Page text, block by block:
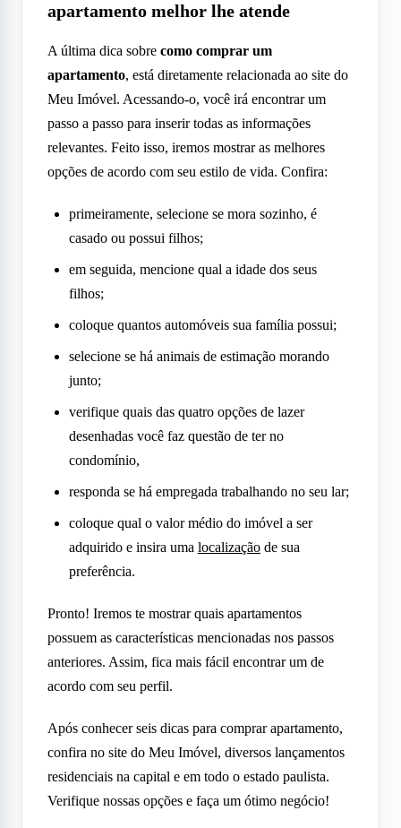
apartamento melhor lhe atende
A última dica sobre como comprar um
apartamento, está diretamente relacionada ao site do
Meu Imóvel. Acessando-o, você irá encontrar um
passo a passo para inserir todas as informações
relevantes. Feito isso, iremos mostrar as melhores
opções de acordo com seu estilo de vida. Confira:
primeiramente, selecione se mora sozinho, é
casado ou possui filhos;
em seguida, mencione qual a idade dos seus
filhos;
coloque quantos automóveis sua família possui;
selecione se há animais de estimação morando
junto;
verifique quais das quatro opções de lazer
desenhadas você faz questão de ter no
condomínio,
responda se há empregada trabalhando no seu lar;
coloque qual o valor médio do imóvel a ser
adquirido e insira uma localização de sua
preferência.
Pronto! Iremos te mostrar quais apartamentos
possuem as características mencionadas nos passos
anteriores. Assim, fica mais fácil encontrar um de
acordo com seu perfil.
Após conhecer seis dicas para comprar apartamento,
confira no site do Meu Imóvel, diversos lançamentos
residenciais na capital e em todo o estado paulista.
Verifique nossas opções e faça um ótimo negócio!